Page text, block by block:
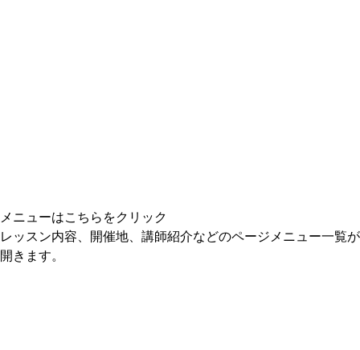
メニューはこちらをクリック
レッスン内容、開催地、講師紹介などのページメニュー一覧が
開きます。